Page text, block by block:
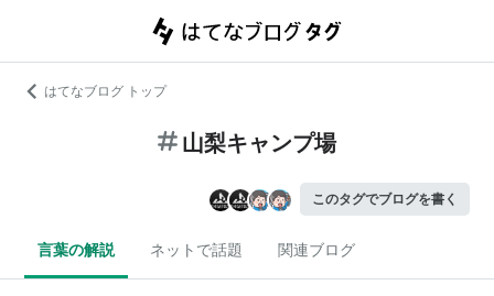
はてなブログ トップ
山梨キャンプ場
このタグでブログを書く
言葉の解説 ネットで話題 関連ブログ